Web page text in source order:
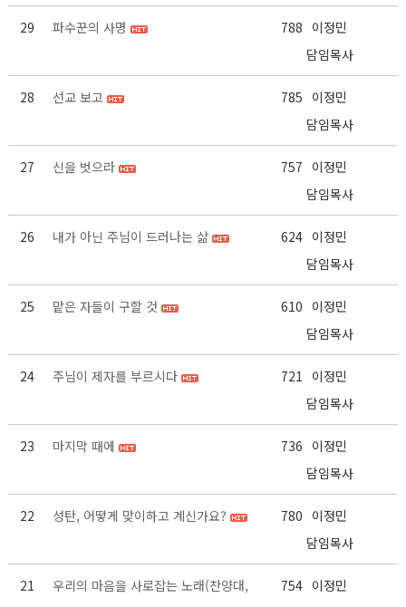
29 파수꾼의 사명 788 이정민
담임목사
28 선교 보고 785 이정민
담임목사
27 신을 벗으라 757 이정민
담임목사
26 내가 아닌 주님이 드러나는 삶 624 이정민
담임목사
25 맡은 자들이 구할 것 610 이정민
담임목사
24 주님이 제자를 부르시다 721 이정민
담임목사
23 마지막 때에 736 이정민
담임목사
22 성탄, 어떻게 맞이하고 계신가요? 780 이정민
담임목사
21
우리의 마음을 사로잡는 노래(찬양대,
754 이정민